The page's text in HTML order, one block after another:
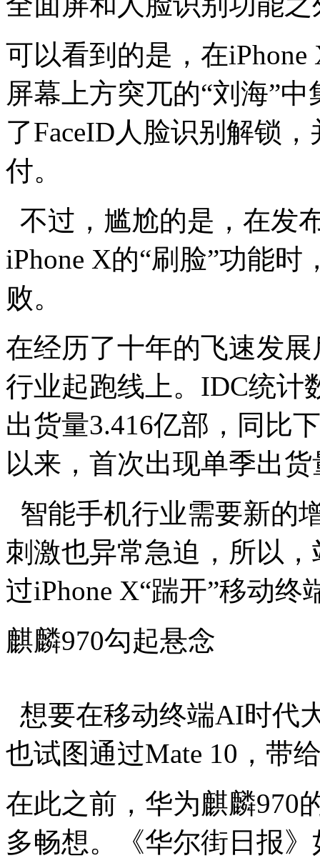
可以看到的是，在
屏幕上方突兀的“刘海”
了FaceID人脸识别解锁
付。
不过，尴尬的是，在发
iPhone X的“刷脸”功能时
败。
在经历了十年的飞速发
行业起跑线上。IDC统计
出货量3.416亿部，同比
以来，首次出现单季出
智能手机行业需要新的
刺激也异常急迫，所以
过iPhone X“踹开”移动
麒麟970勾起悬念
想要在移动终端AI时代
也试图通过Mate 10，带
在此之前，华为麒麟970
多畅想。《华尔街日报